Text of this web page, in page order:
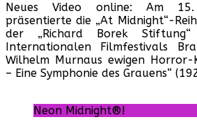
Braunschweig
International
Film
Festival
2024:
„Nosferatu
Eine
Symphonie
Neues Video online: Am
präsentierte die „At Midnight“-
der „Richard Borek
Internationalen Filmfestivals
Wilhelm Murnaus ewigen Horror-
– Eine Symphonie des Grauens“
Neon Midnight®!